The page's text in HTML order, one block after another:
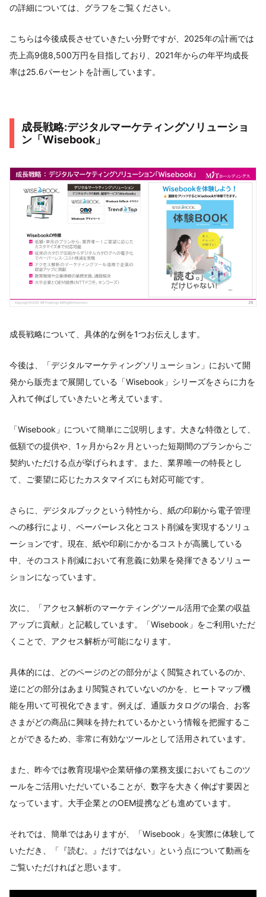
の詳細については、グラフをご覧ください。
こちらは今後成長させていきたい分野ですが、2025年の計画では
売上高9億8,500万円を目指しており、2021年からの年平均成長
率は25.6パーセントを計画しています。
成長戦略:デジタルマーケティングソリューショ
ン「Wisebook」
成長戦略について、具体的な例を1つお伝えします。
今後は、「デジタルマーケティングソリューション」において開
発から販売まで展開している「Wisebook」シリーズをさらに力を
入れて伸ばしていきたいと考えています。
「Wisebook」について簡単にご説明します。大きな特徴として、
低額での提供や、1ヶ月から2ヶ月といった短期間のプランからご
契約いただける点が挙げられます。また、業界唯一の特長とし
て、ご要望に応じたカスタマイズにも対応可能です。
さらに、デジタルブックという特性から、紙の印刷から電子管理
への移行により、ペーパーレス化とコスト削減を実現するソリュ
ーションです。現在、紙や印刷にかかるコストが高騰している
中、そのコスト削減において有意義に効果を発揮できるソリュー
ションになっています。
次に、「アクセス解析のマーケティングツール活用で企業の収益
アップに貢献」と記載しています。「Wisebook」をご利用いただ
くことで、アクセス解析が可能になります。
具体的には、どのページのどの部分がよく閲覧されているのか、
逆にどの部分はあまり閲覧されていないのかを、ヒートマップ機
能を用いて可視化できます。例えば、通販カタログの場合、お客
さまがどの商品に興味を持たれているかという情報を把握するこ
とができるため、非常に有効なツールとして活用されています。
また、昨今では教育現場や企業研修の業務支援においてもこのツ
ールをご活用いただいていることが、数字を大きく伸ばす要因と
なっています。大手企業とのOEM提携なども進めています。
それでは、簡単ではありますが、「Wisebook」を実際に体験して
いただき、「『読む。』だけではない」という点について動画を
ご覧いただければと思います。